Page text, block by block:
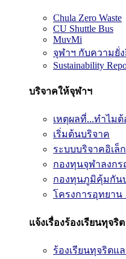
Chula Zero Waste
CU Shuttle Bus
MuvMi
จุฬาฯ กับความยั่
Sustainability
บริจาคให้จุฬาฯ
เหตุผลที่...ทำไม
เริ่มต้นบริจาค
ระบบบริจาคอิเล็
กองทุนจุฬาลงก
กองทุนภูมิคุ้มกัน
โครงการอุทยาน
แจ้งเรื่องร้องเรียนทุจริต
ร้องเรียนทุจริตแ